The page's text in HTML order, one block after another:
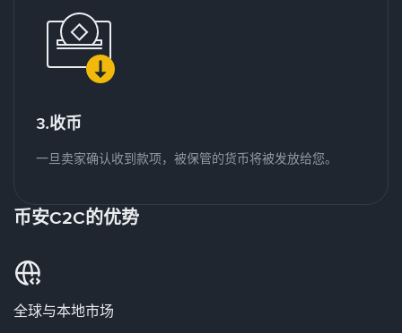
3.收币
一旦卖家确认收到款项，被保管的货币将被发放给您。
币安C2C的优势
全球与本地市场